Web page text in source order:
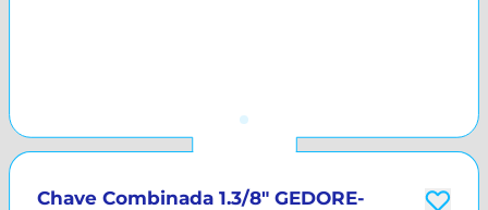
Chave Combinada 1.3/8" GEDORE-